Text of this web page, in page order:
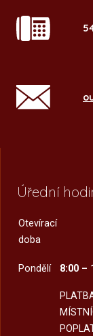
Úřední
Otevírací
doba
Pondělí 8:00 –